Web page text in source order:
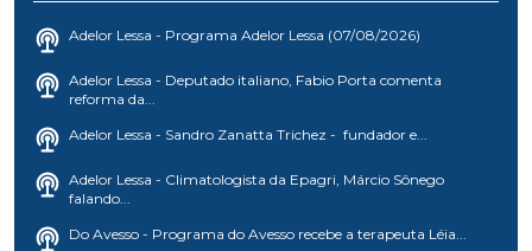
Adelor Lessa - Programa Adelor Lessa (07/08/2026)
Adelor Lessa - Deputado italiano, Fabio Porta comenta
reforma da...
Adelor Lessa - Sandro Zanatta Trichez - fundador e...
Adelor Lessa - Climatologista da Epagri, Márcio Sônego
falando...
Do Avesso - Programa do Avesso recebe a terapeuta Léia...